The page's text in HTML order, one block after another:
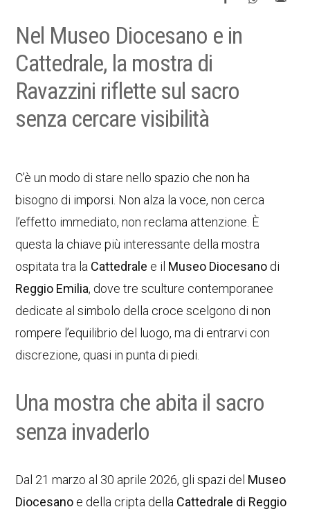
Nel Museo Diocesano e in
Cattedrale, la mostra di
Ravazzini riflette sul sacro
senza cercare visibilità
C’è un modo di stare nello spazio che non ha
bisogno di imporsi. Non alza la voce, non cerca
l’effetto immediato, non reclama attenzione. È
questa la chiave più interessante della mostra
ospitata tra la Cattedrale e il Museo Diocesano di
Reggio Emilia, dove tre sculture contemporanee
dedicate al simbolo della croce scelgono di non
rompere l’equilibrio del luogo, ma di entrarvi con
discrezione, quasi in punta di piedi.
Una mostra che abita il sacro
senza invaderlo
Dal 21 marzo al 30 aprile 2026, gli spazi del Museo
Diocesano e della cripta della Cattedrale di Reggio